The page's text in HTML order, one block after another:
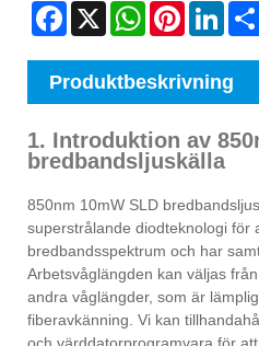
Facebook
X WhatsAppPinterest
Produktbeskrivning
1. Introduktion av
bredbandsljuskälla
850nm 10mW SLD
superstrålande diodteknologi för
bredbandsspektrum och har
Arbetsvåglängden kan väljas
andra våglängder, som är
fiberavkänning. Vi kan